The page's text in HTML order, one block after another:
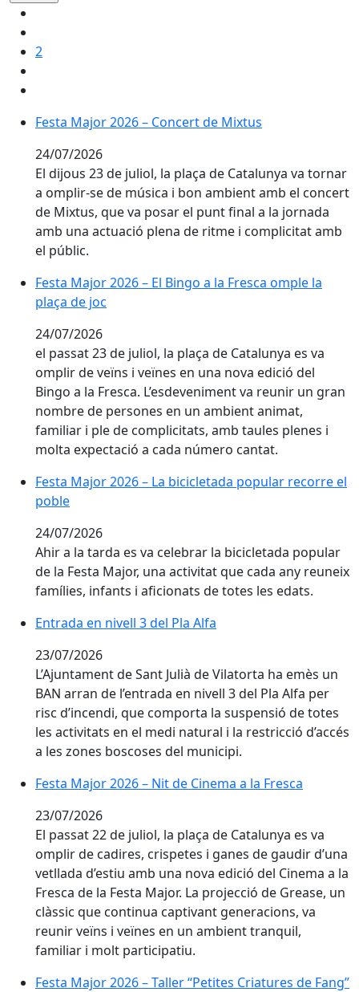
2
Festa Major 2026 – Concert de Mixtus
Festa Major 2026 – Concert de Mixtus
24/07/2026
El dijous 23 de juliol, la plaça de Catalunya va tornar
a omplir-se de música i bon ambient amb el concert
de Mixtus, que va posar el punt final a la jornada
amb una actuació plena de ritme i complicitat amb
el públic.
Festa Major 2026 – El Bingo a la Fresca omple la
Festa Major 2026 – El Bingo a la Fresca omple la
plaça de joc
24/07/2026
el passat 23 de juliol, la plaça de Catalunya es va
omplir de veïns i veïnes en una nova edició del
Bingo a la Fresca. L’esdeveniment va reunir un gran
nombre de persones en un ambient animat,
familiar i ple de complicitats, amb taules plenes i
molta expectació a cada número cantat.
Festa Major 2026 – La bicicletada popular recorre el
Festa Major 2026 – La bicicletada popular recorre el
poble
24/07/2026
Ahir a la tarda es va celebrar la bicicletada popular
de la Festa Major, una activitat que cada any reuneix
famílies, infants i aficionats de totes les edats.
Entrada en nivell 3 del Pla Alfa
Entrada en nivell 3 del Pla Alfa
23/07/2026
L’Ajuntament de Sant Julià de Vilatorta ha emès un
BAN arran de l’entrada en nivell 3 del Pla Alfa per
risc d’incendi, que comporta la suspensió de totes
les activitats en el medi natural i la restricció d’accés
a les zones boscoses del municipi.
Festa Major 2026 – Nit de Cinema a la Fresca
Festa Major 2026 – Nit de Cinema a la Fresca
23/07/2026
El passat 22 de juliol, la plaça de Catalunya es va
omplir de cadires, crispetes i ganes de gaudir d’una
vetllada d’estiu amb una nova edició del Cinema a la
Fresca de la Festa Major. La projecció de Grease, un
clàssic que continua captivant generacions, va
reunir veïns i veïnes en un ambient tranquil,
familiar i molt participatiu.
Festa Major 2026 – Taller “Petites Criatures de Fang”
Festa Major 2026 – Taller “Petites Criatures de Fang”